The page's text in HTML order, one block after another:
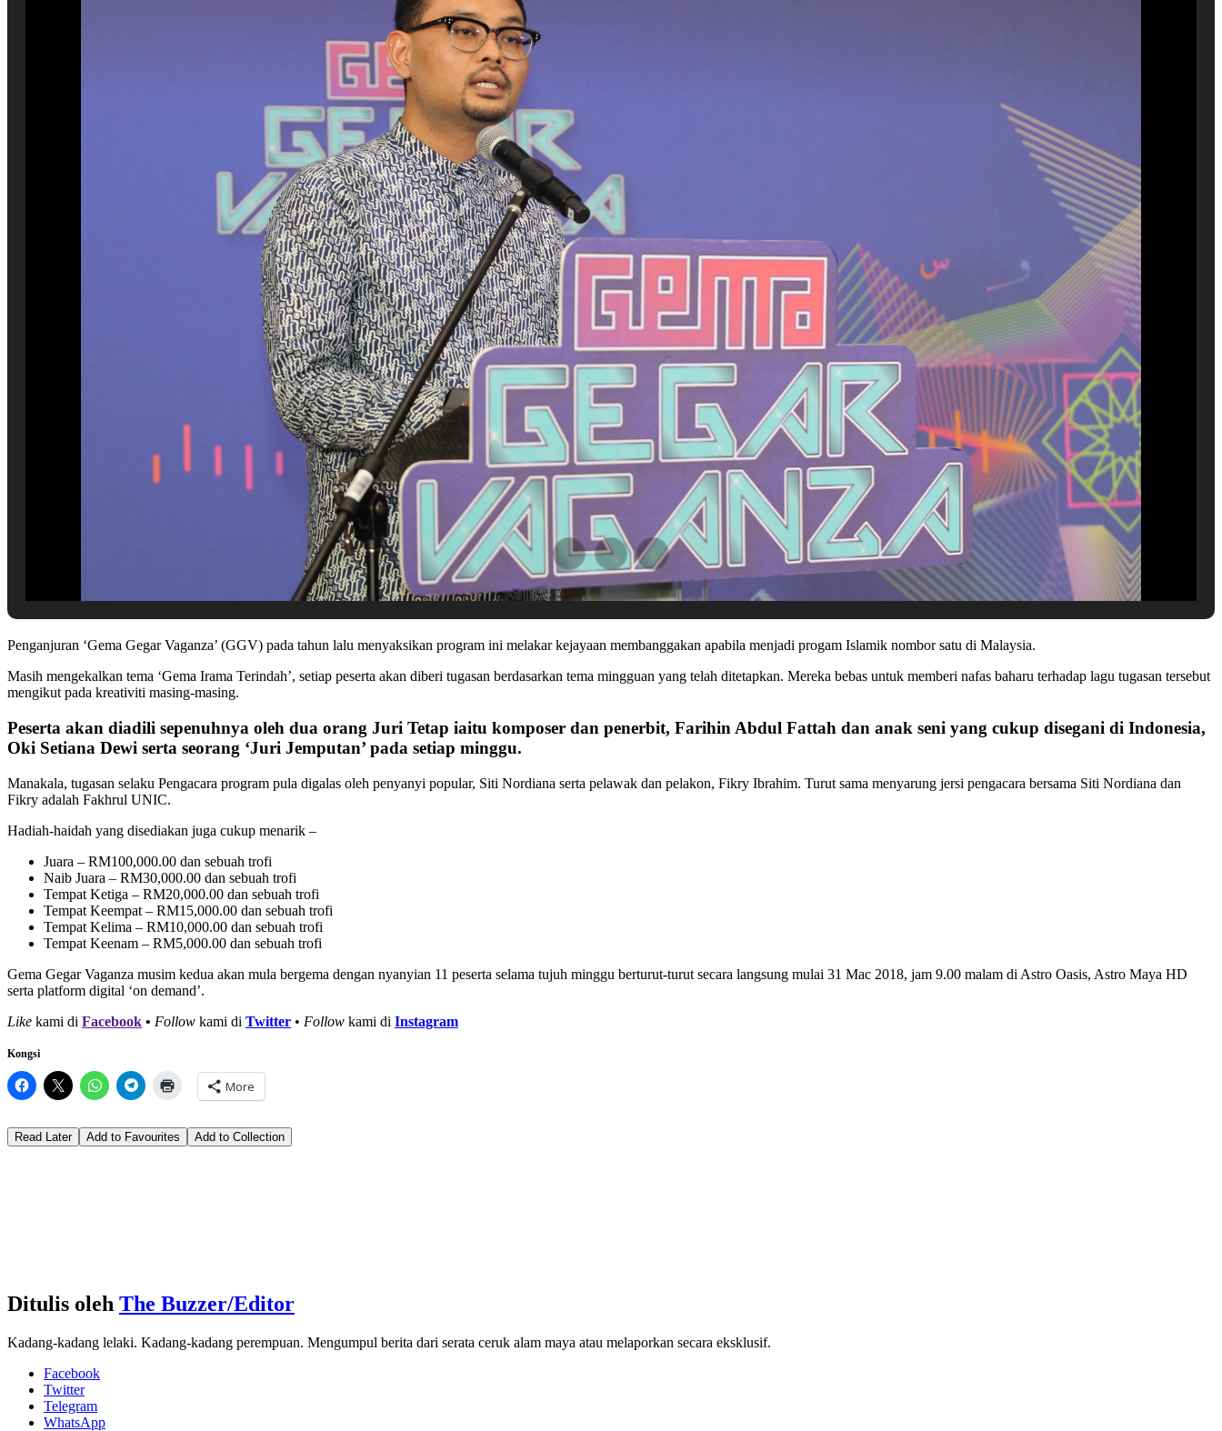
Penganjuran ‘Gema Gegar Vaganza’ (GGV) pada tahun lalu menyaksikan program ini melakar kejayaan membanggakan apabila menjadi progam Islamik nombor satu di Malaysia.
Masih mengekalkan tema ‘Gema Irama Terindah’, setiap peserta akan diberi tugasan berdasarkan tema mingguan yang telah ditetapkan. Mereka bebas untuk memberi nafas baharu terhadap lagu tugasan tersebut
mengikut pada kreativiti masing-masing.
Peserta akan diadili sepenuhnya oleh dua orang Juri Tetap iaitu komposer dan penerbit, Farihin Abdul Fattah dan anak seni yang cukup disegani di Indonesia,
Oki Setiana Dewi serta seorang ‘Juri Jemputan’ pada setiap minggu.
Manakala, tugasan selaku Pengacara program pula digalas oleh penyanyi popular, Siti Nordiana serta pelawak dan pelakon, Fikry Ibrahim. Turut sama menyarung jersi pengacara bersama Siti Nordiana dan
Fikry adalah Fakhrul UNIC.
Hadiah-haidah yang disediakan juga cukup menarik –
Juara – RM100,000.00 dan sebuah trofi
Naib Juara – RM30,000.00 dan sebuah trofi
Tempat Ketiga – RM20,000.00 dan sebuah trofi
Tempat Keempat – RM15,000.00 dan sebuah trofi
Tempat Kelima – RM10,000.00 dan sebuah trofi
Tempat Keenam – RM5,000.00 dan sebuah trofi
Gema Gegar Vaganza musim kedua akan mula bergema dengan nyanyian 11 peserta selama tujuh minggu berturut-turut secara langsung mulai 31 Mac 2018, jam 9.00 malam di Astro Oasis, Astro Maya HD
serta platform digital ‘on demand’.
Like kami di Facebook • Follow kami di Twitter • Follow kami di Instagram
Kongsi
More
Read Later Add to Favourites Add to Collection
Ditulis oleh The Buzzer/Editor
Kadang-kadang lelaki. Kadang-kadang perempuan. Mengumpul berita dari serata ceruk alam maya atau melaporkan secara eksklusif.
Facebook
Twitter
Telegram
WhatsApp